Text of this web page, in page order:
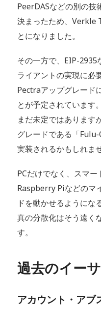
PeerDASなどの別の技
決まったため、Verkle
とになりました。
その一方で、EIP-2935
ライアントの実現に必
Pectraアップグレード
とが予定されています
まだ未定ではあります
グレードである「
実装されるかもしれませ
PCだけでなく、スマ
Raspberry Piなどのマ
ドを動かせるように
真の分散化はそう遠く
す。
過去のイー
アカウント・アブ